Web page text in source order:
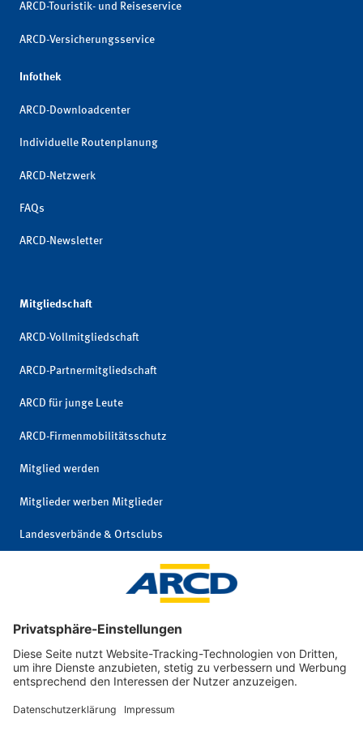
ARCD-Touristik- und Reiseservice
ARCD-Versicherungsservice
Infothek
ARCD-Downloadcenter
Individuelle Routenplanung
ARCD-Netzwerk
FAQs
ARCD-Newsletter
Mitgliedschaft
ARCD-Vollmitgliedschaft
ARCD-Partnermitgliedschaft
ARCD für junge Leute
ARCD-Firmenmobilitätsschutz
Mitglied werden
Mitglieder werben Mitglieder
Landesverbände & Ortsclubs